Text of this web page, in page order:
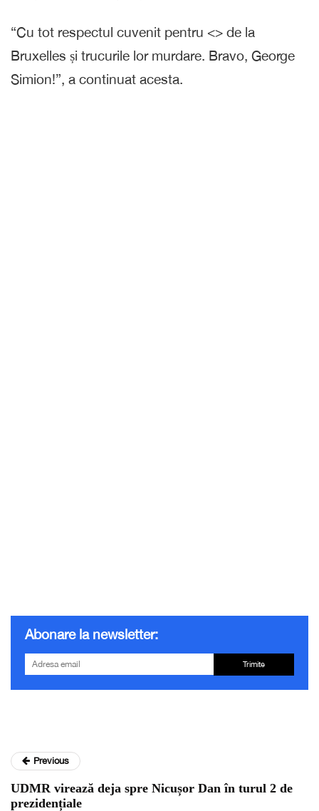
“Cu tot respectul cuvenit pentru <> de la
Bruxelles și trucurile lor murdare. Bravo, George
Simion!”, a continuat acesta.
Abonare la newsletter:
Trimite
Previous
UDMR virează deja spre Nicușor Dan în turul 2 de
prezidențiale